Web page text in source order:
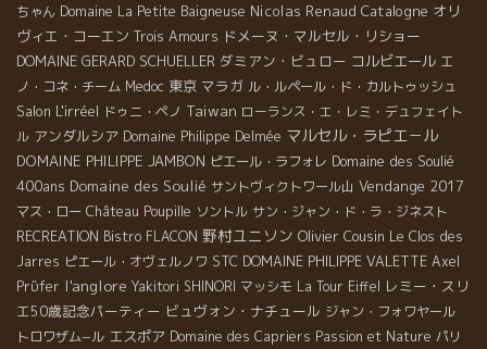
ちゃん Domaine La Petite Baigneuse Nicolas Renaud Catalogne オリ
ヴィエ・コーエン Trois Amours ドメーヌ・マルセル・リショー
DOMAINE GERARD SCHUELLER ダミアン・ビュロー コルビエール エ
ノ・コネ・チーム Medoc 東京 マラガ ル・ルペール・ド・カルトゥッシュ
Salon L'irréel ドゥニ・ペノ Taiwan ローランス・エ・レミ・デュフェイト
ル アンダルシア Domaine Philippe Delmée マルセル・ラピエ－ル
DOMAINE PHILIPPE JAMBON ピエール・ラフォレ Domaine des Soulié
400ans Domaine des Soulié サントヴィクトワール山 Vendange 2017
マス・ロー Château Poupille ソントル サン・ジャン・ド・ラ・ジネスト
RECREATION Bistro FLACON 野村ユニソン Olivier Cousin Le Clos des
Jarres ピエール・オヴェルノワ STC DOMAINE PHILIPPE VALETTE Axel
Prϋfer l'anglore Yakitori SHINORI マッシモ La Tour Eiffel レミー・スリ
エ50歳記念パーティー ビュヴォン・ナチュール ジャン・フォワヤール
トロワザム−ル エスポア Domaine des Capriers Passion et Nature パリ